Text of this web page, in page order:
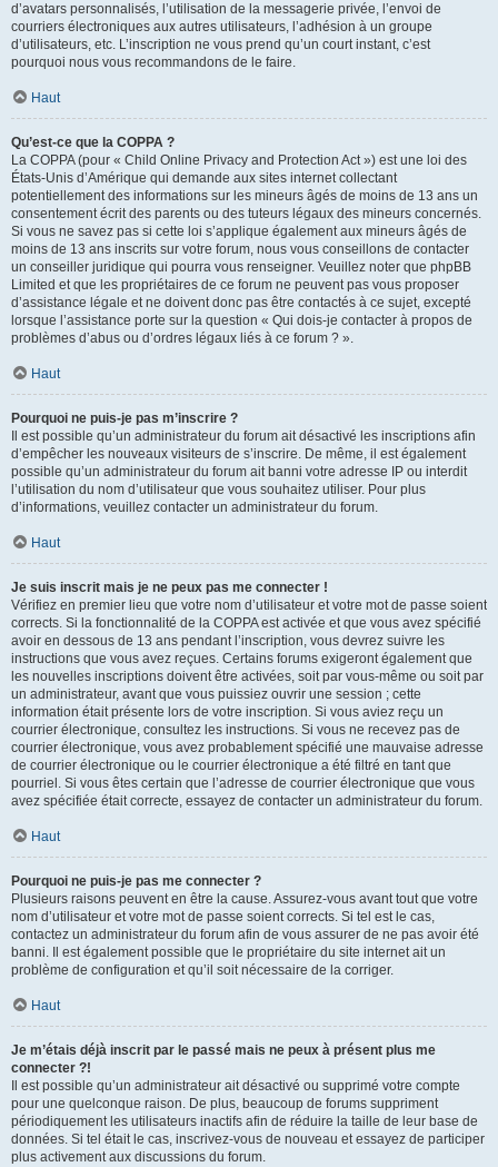
d’avatars personnalisés, l’utilisation de la messagerie privée, l’envoi de
courriers électroniques aux autres utilisateurs, l’adhésion à un groupe
d’utilisateurs, etc. L’inscription ne vous prend qu’un court instant, c’est
pourquoi nous vous recommandons de le faire.
Haut
Qu’est-ce que la COPPA ?
La COPPA (pour « Child Online Privacy and Protection Act ») est une loi des
États-Unis d’Amérique qui demande aux sites internet collectant
potentiellement des informations sur les mineurs âgés de moins de 13 ans un
consentement écrit des parents ou des tuteurs légaux des mineurs concernés.
Si vous ne savez pas si cette loi s’applique également aux mineurs âgés de
moins de 13 ans inscrits sur votre forum, nous vous conseillons de contacter
un conseiller juridique qui pourra vous renseigner. Veuillez noter que phpBB
Limited et que les propriétaires de ce forum ne peuvent pas vous proposer
d’assistance légale et ne doivent donc pas être contactés à ce sujet, excepté
lorsque l’assistance porte sur la question « Qui dois-je contacter à propos de
problèmes d’abus ou d’ordres légaux liés à ce forum ? ».
Haut
Pourquoi ne puis-je pas m’inscrire ?
Il est possible qu’un administrateur du forum ait désactivé les inscriptions afin
d’empêcher les nouveaux visiteurs de s’inscrire. De même, il est également
possible qu’un administrateur du forum ait banni votre adresse IP ou interdit
l’utilisation du nom d’utilisateur que vous souhaitez utiliser. Pour plus
d’informations, veuillez contacter un administrateur du forum.
Haut
Je suis inscrit mais je ne peux pas me connecter !
Vérifiez en premier lieu que votre nom d’utilisateur et votre mot de passe soient
corrects. Si la fonctionnalité de la COPPA est activée et que vous avez spécifié
avoir en dessous de 13 ans pendant l’inscription, vous devrez suivre les
instructions que vous avez reçues. Certains forums exigeront également que
les nouvelles inscriptions doivent être activées, soit par vous-même ou soit par
un administrateur, avant que vous puissiez ouvrir une session ; cette
information était présente lors de votre inscription. Si vous aviez reçu un
courrier électronique, consultez les instructions. Si vous ne recevez pas de
courrier électronique, vous avez probablement spécifié une mauvaise adresse
de courrier électronique ou le courrier électronique a été filtré en tant que
pourriel. Si vous êtes certain que l’adresse de courrier électronique que vous
avez spécifiée était correcte, essayez de contacter un administrateur du forum.
Haut
Pourquoi ne puis-je pas me connecter ?
Plusieurs raisons peuvent en être la cause. Assurez-vous avant tout que votre
nom d’utilisateur et votre mot de passe soient corrects. Si tel est le cas,
contactez un administrateur du forum afin de vous assurer de ne pas avoir été
banni. Il est également possible que le propriétaire du site internet ait un
problème de configuration et qu’il soit nécessaire de la corriger.
Haut
Je m’étais déjà inscrit par le passé mais ne peux à présent plus me
connecter ?!
Il est possible qu’un administrateur ait désactivé ou supprimé votre compte
pour une quelconque raison. De plus, beaucoup de forums suppriment
périodiquement les utilisateurs inactifs afin de réduire la taille de leur base de
données. Si tel était le cas, inscrivez-vous de nouveau et essayez de participer
plus activement aux discussions du forum.